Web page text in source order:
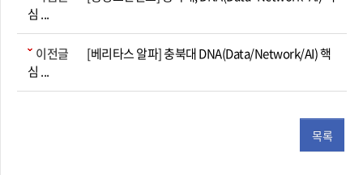
심 ...
이전글
[베리타스 알파] 충북대 DNA(Data/Network/AI) 핵
심 ...
목록